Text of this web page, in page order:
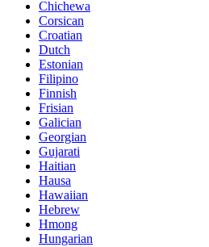
Chichewa
Corsican
Croatian
Dutch
Estonian
Filipino
Finnish
Frisian
Galician
Georgian
Gujarati
Haitian
Hausa
Hawaiian
Hebrew
Hmong
Hungarian